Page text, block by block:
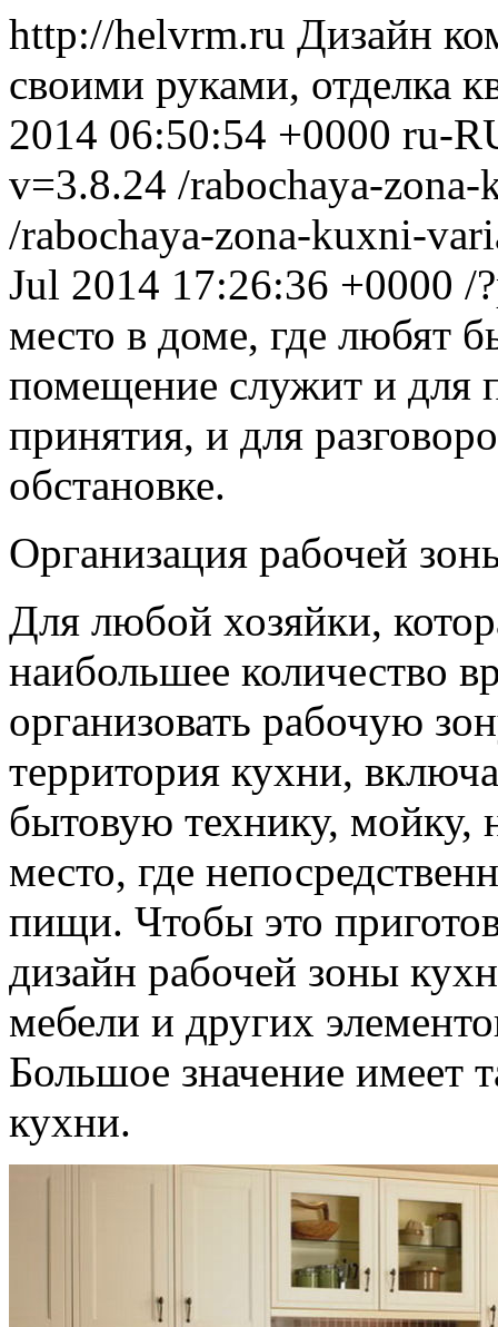
http://helvrm.ru Дизайн
своими руками, отделка
2014 06:50:54 +0000 ru-
v=3.8.24 /rabochaya-
/rabochaya-zona-kuxni-
Jul 2014 17:26:36 +0000 /
место в доме, где любят
помещение служит и для
принятия, и для
обстановке.
Организация рабочей
Для любой хозяйки,
наибольшее количество
организовать рабочую
территория кухни,
бытовую технику, мойку,
место, где
пищи. Чтобы это
дизайн рабочей зоны
мебели и других
Большое значение имеет
кухни.